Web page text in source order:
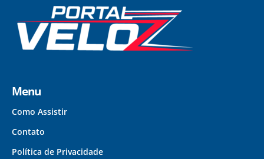
Menu
Como Assistir
Contato
Política de Privacidade